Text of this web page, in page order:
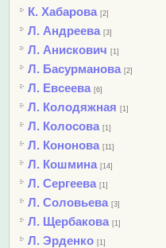
К. Хабарова [2]
Л. Андреева [3]
Л. Анискович [1]
Л. Басурманова [2]
Л. Евсеева [6]
Л. Колодяжная [1]
Л. Колосова [1]
Л. Кононова [11]
Л. Кошмина [14]
Л. Сергеева [1]
Л. Соловьева [3]
Л. Щербакова [1]
Л. Эрденко [1]